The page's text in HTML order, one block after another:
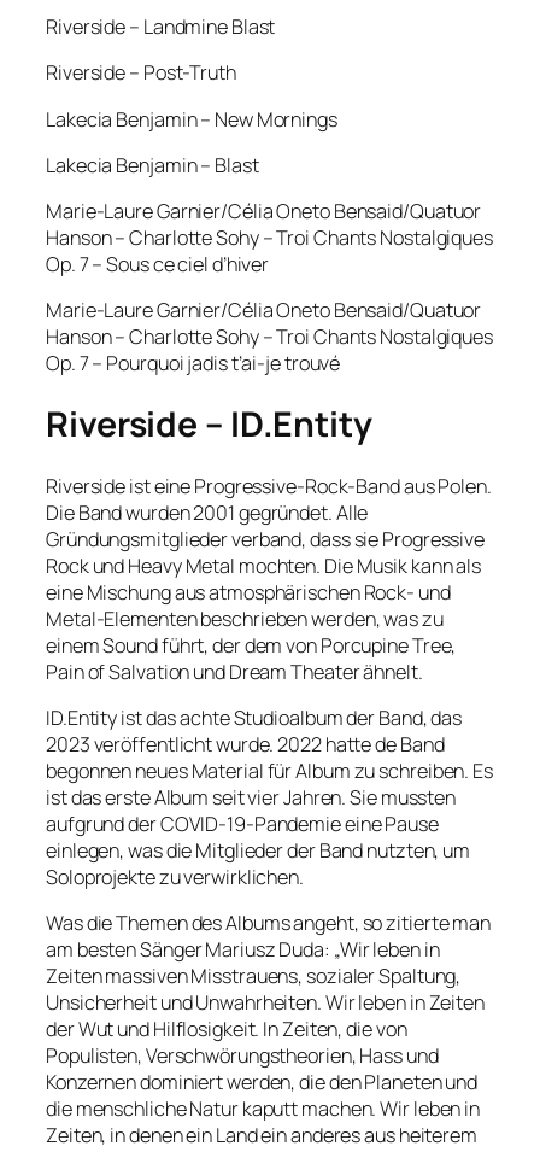
Riverside – Landmine Blast
Riverside – Post-Truth
Lakecia Benjamin – New Mornings
Lakecia Benjamin – Blast
Marie-Laure Garnier/Célia Oneto Bensaid/Quatuor
Hanson – Charlotte Sohy – Troi Chants Nostalgiques
Op. 7 – Sous ce ciel d’hiver
Marie-Laure Garnier/Célia Oneto Bensaid/Quatuor
Hanson – Charlotte Sohy – Troi Chants Nostalgiques
Op. 7 – Pourquoi jadis t’ai-je trouvé
Riverside – ID.Entity
Riverside ist eine Progressive-Rock-Band aus Polen.
Die Band wurden 2001 gegründet. Alle
Gründungsmitglieder verband, dass sie Progressive
Rock und Heavy Metal mochten. Die Musik kann als
eine Mischung aus atmosphärischen Rock- und
Metal-Elementen beschrieben werden, was zu
einem Sound führt, der dem von Porcupine Tree,
Pain of Salvation und Dream Theater ähnelt.
ID.Entity ist das achte Studioalbum der Band, das
2023 veröffentlicht wurde. 2022 hatte de Band
begonnen neues Material für Album zu schreiben. Es
ist das erste Album seit vier Jahren. Sie mussten
aufgrund der COVID-19-Pandemie eine Pause
einlegen, was die Mitglieder der Band nutzten, um
Soloprojekte zu verwirklichen.
Was die Themen des Albums angeht, so zitierte man
am besten Sänger Mariusz Duda: „Wir leben in
Zeiten massiven Misstrauens, sozialer Spaltung,
Unsicherheit und Unwahrheiten. Wir leben in Zeiten
der Wut und Hilflosigkeit. In Zeiten, die von
Populisten, Verschwörungstheorien, Hass und
Konzernen dominiert werden, die den Planeten und
die menschliche Natur kaputt machen. Wir leben in
Zeiten, in denen ein Land ein anderes aus heiterem